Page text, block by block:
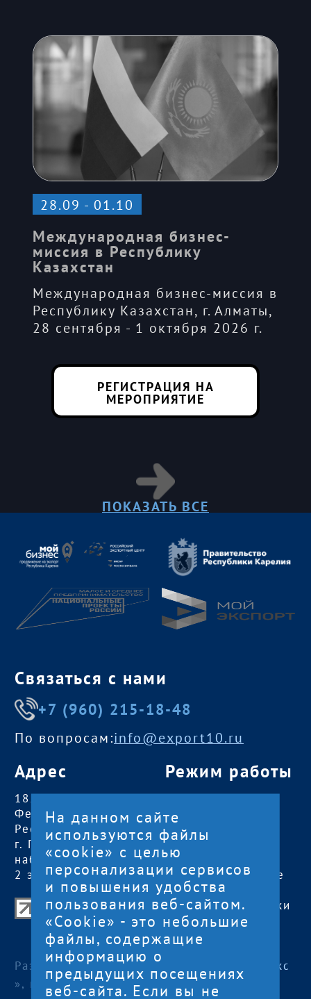
28.09 - 01.10
Международная бизнес-
миссия в Республику
Казахстан
Международная бизнес-миссия в
Республику Казахстан, г. Алматы,
28 сентября - 1 октября 2026 г.
РЕГИСТРАЦИЯ НА
МЕРОПРИЯТИЕ
ПОКАЗАТЬ ВСЕ
Связаться с нами
+7 (960) 215-18-48
По вопросам:info@export10.ru
Адрес
185000, Российская
Федерация,
Республика Карелия
г. Петрозаводск,
наб. Гюллинга, 11 /
2 этаж, офис 2
Режим работы
пн — чт:09:00 —
18:00
пт:09:00 — 17:00
обед с 13:00 до
14:00
сб, вс— выходные
Центр поддержки экспорта Республики
Карелия
© 2012—2024
Разработка и поддержка сайта — «
Артлекс
», г. Петрозаводск
На данном сайте
используются файлы
«cookie» с целью
персонализации сервисов
и повышения удобства
пользования веб-сайтом.
«Cookie» - это небольшие
файлы, содержащие
информацию о
предыдущих посещениях
веб-сайта. Если вы не